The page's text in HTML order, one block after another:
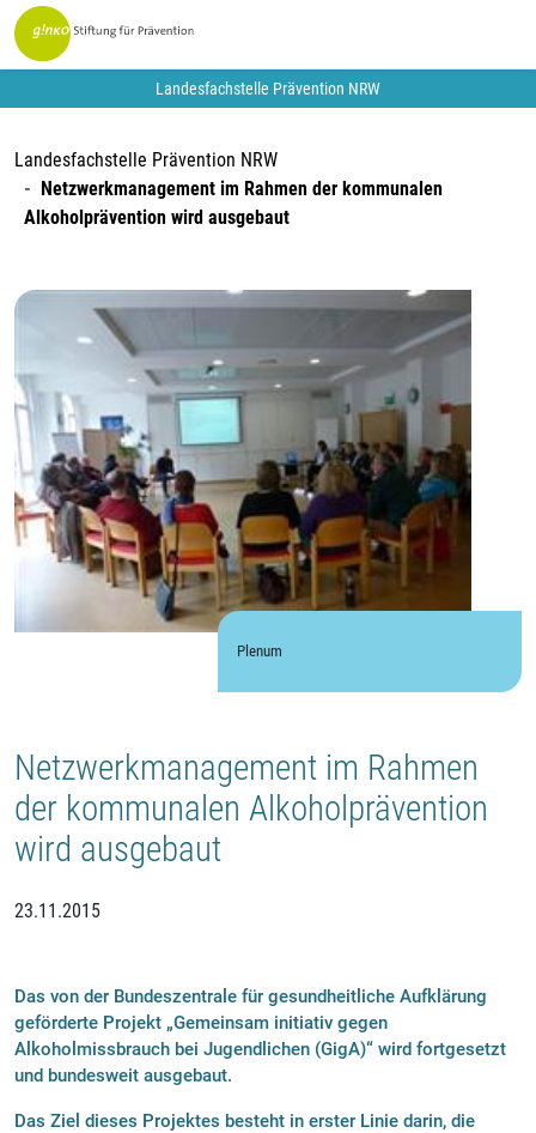
Landesfachstelle Prävention NRW
Landesfachstelle Prävention NRW
Netzwerkmanagement im Rahmen der kommunalen
Alkoholprävention wird ausgebaut
Plenum
Netzwerkmanagement im Rahmen
der kommunalen Alkoholprävention
wird ausgebaut
23.11.2015
Das von der Bundeszentrale für gesundheitliche Aufklärung
geförderte Projekt „Gemeinsam initiativ gegen
Alkoholmissbrauch bei Jugendlichen (GigA)“ wird fortgesetzt
und bundesweit ausgebaut.
Das Ziel dieses Projektes besteht in erster Linie darin, die